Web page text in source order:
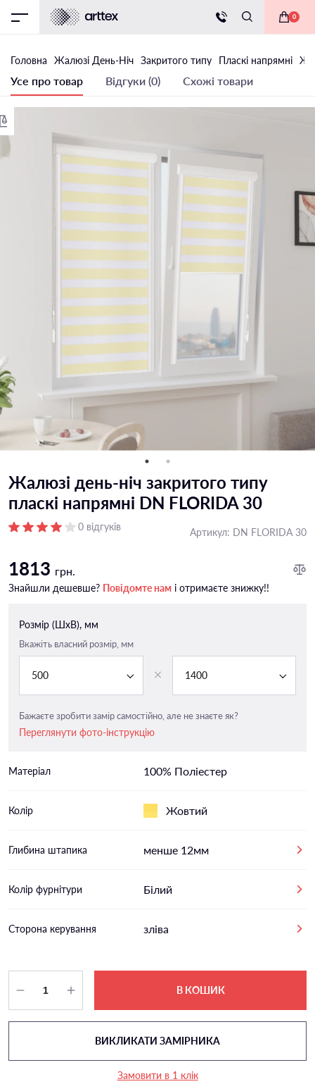
0
Головна Жалюзi День-Ніч Закритого типу Пласкі напрямні
Усе про товар Відгуки (0) Схожі товари
Жалюзі день-ніч закритого типу
пласкі напрямні DN FLORIDA 30
0 відгуків Артикул: DN FLORIDA 30
1813 грн.
Знайшли дешевше? Повідомте нам і отримаєте знижку!!
Розмір (ШxВ), мм
Вкажіть власний розмір, мм
500 1400
Бажаєте зробити замір самостійно, але не знаєте як?
Переглянути фото-інструкцію
Матеріал 100% Поліестер
Колір Жовтий
Глибина штапика менше 12мм
Колір фурнітури Білий
Сторона керування зліва
В КОШИК
ВИКЛИКАТИ ЗАМІРНИКА
Замовити в 1 клік